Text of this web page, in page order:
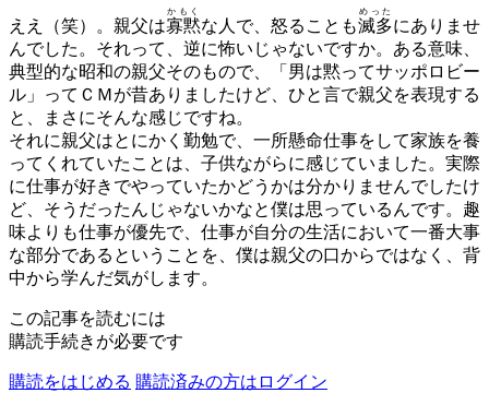
ええ（笑）。親父は寡黙
かもく
な人で、怒ることも滅多
めった
にありませ
んでした。それって、逆に怖いじゃないですか。ある意味、
典型的な昭和の親父そのもので、「男は黙ってサッポロビー
ル」ってＣＭが昔ありましたけど、ひと言で親父を表現する
と、まさにそんな感じですね。
それに親父はとにかく勤勉で、一所懸命仕事をして家族を養
ってくれていたことは、子供ながらに感じていました。実際
に仕事が好きでやっていたかどうかは分かりませんでしたけ
ど、そうだったんじゃないかなと僕は思っているんです。趣
味よりも仕事が優先で、仕事が自分の生活において一番大事
な部分であるということを、僕は親父の口からではなく、背
中から学んだ気がします。
この記事を読むには
購読手続きが必要です
購読をはじめる 購読済みの方はログイン